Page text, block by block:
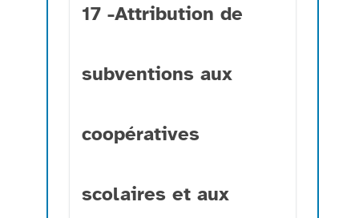
17 -Attribution de
subventions aux
coopératives
scolaires et aux